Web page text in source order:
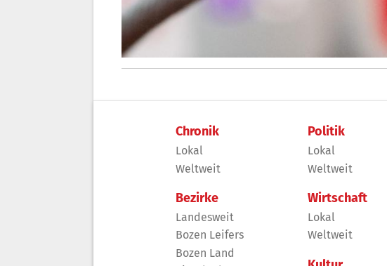
Chronik
Lokal
Weltweit
Bezirke
Landesweit
Bozen Leifers
Bozen Land
Politik
Lokal
Weltweit
Wirtschaft
Lokal
Weltweit